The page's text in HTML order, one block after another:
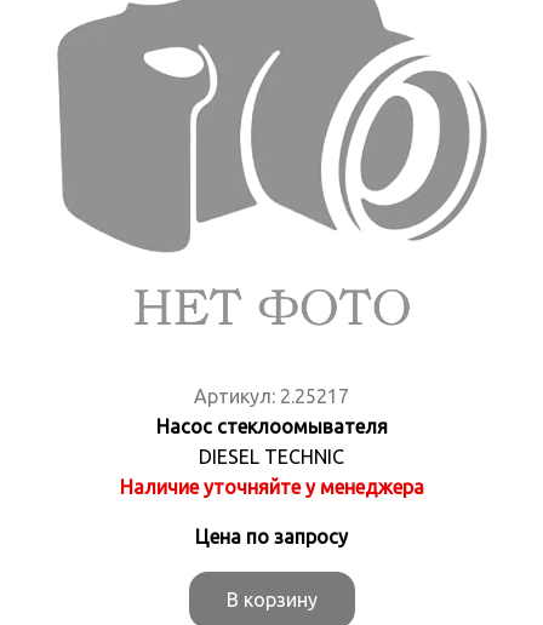
Артикул: 2.25217
Насос стеклоомывателя
DIESEL TECHNIC
Наличие уточняйте у менеджера
Цена по запросу
В корзину